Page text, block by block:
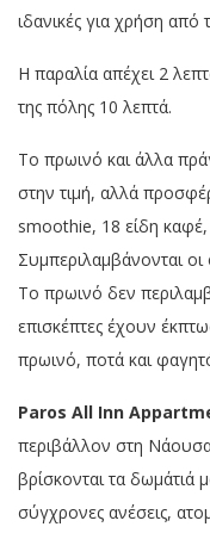
ιδανικές για χρήση από
Η παραλία απέχει 2
της πόλης 10 λεπτά.
Το πρωινό και άλλα
στην τιμή, αλλά
smoothie, 18 είδη καφέ,
Συμπεριλαμβάνονται οι
Το πρωινό δεν
επισκέπτες έχουν
πρωινό, ποτά και
Paros All Inn
περιβάλλον στη
βρίσκονται τα δωμάτιά
σύγχρονες ανέσεις,